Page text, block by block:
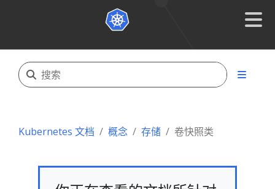
Kubernetes 文档 概念 存储 卷快照类